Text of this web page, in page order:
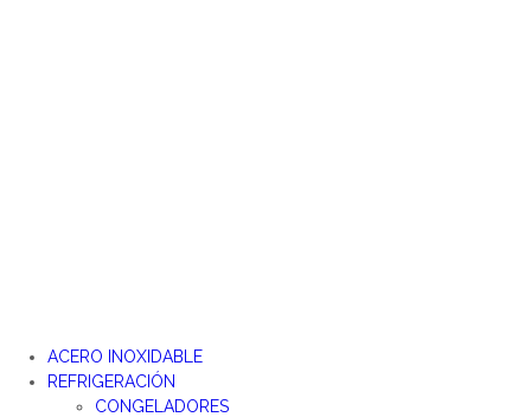
ACERO INOXIDABLE
REFRIGERACIÓN
CONGELADORES